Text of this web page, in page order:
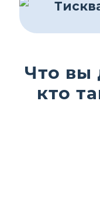
Что вы
кто